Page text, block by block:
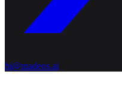
hi@madeos.ai